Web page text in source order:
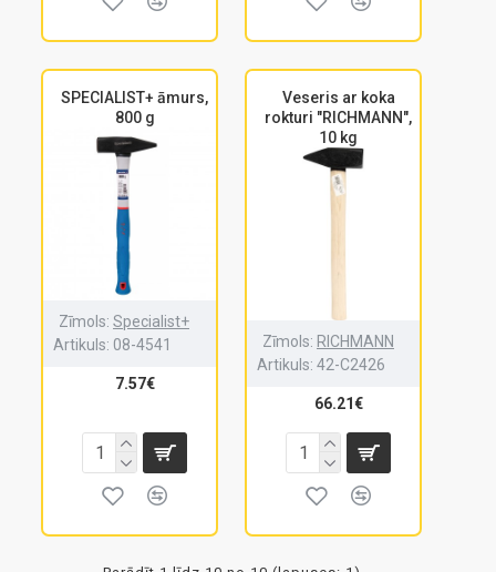
SPECIALIST+ āmurs,
800 g
Zīmols: Specialist+
Artikuls: 08-4541
7.57€
Veseris ar koka
rokturi "RICHMANN",
10 kg
Zīmols: RICHMANN
Artikuls: 42-C2426
66.21€